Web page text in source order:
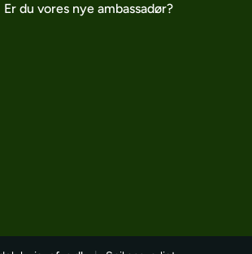
Er du vores nye ambassadør?